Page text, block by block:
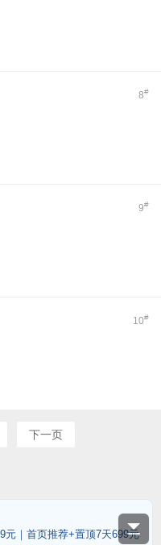
8#
9#
10#
下一页
元｜首页推荐+置顶7天699元